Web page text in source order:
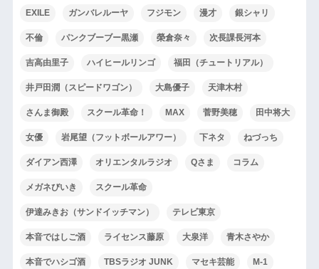
EXILE ガンバレルーヤ フジモン 漫才 銀シャリ
不倫 パンクブーブー黒瀬 榮倉奈々 次長課長河本
吉高由里子 ハイヒールリンゴ 福田（チュートリアル）
井戸田潤（スピードワゴン） 大島優子 天津木村
さんま御殿 スクール革命！ MAX 菅野美穂 田中将大
女優 岩尾望（フットボールアワー） 下ネタ ねづっち
ダイアン西澤 オリエンタルラジオ Qさま コラム
メガネびいき スクール革命
伊達みきお（サンドイッチマン） テレビ東京
本音ではしご酒 ライセンス藤原 大泉洋 青木さやか
本音でハシゴ酒 TBSラジオ JUNK マセキ芸能 M-1